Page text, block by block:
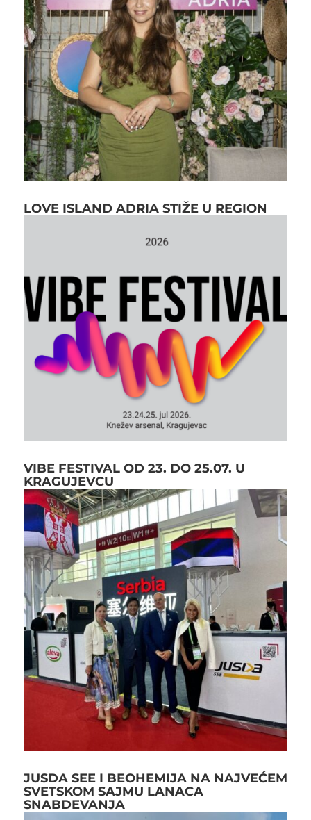
LOVE ISLAND ADRIA STIŽE U REGION
VIBE FESTIVAL OD 23. DO 25.07. U
KRAGUJEVCU
JUSDA SEE I BEOHEMIJA NA NAJVEĆEM
SVETSKOM SAJMU LANACA
SNABDEVANJA